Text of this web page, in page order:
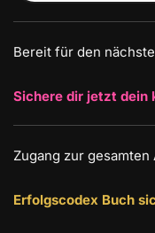
Bereit für den
Sichere dir jetzt dein
Zugang zur
Erfolgscodex Buch